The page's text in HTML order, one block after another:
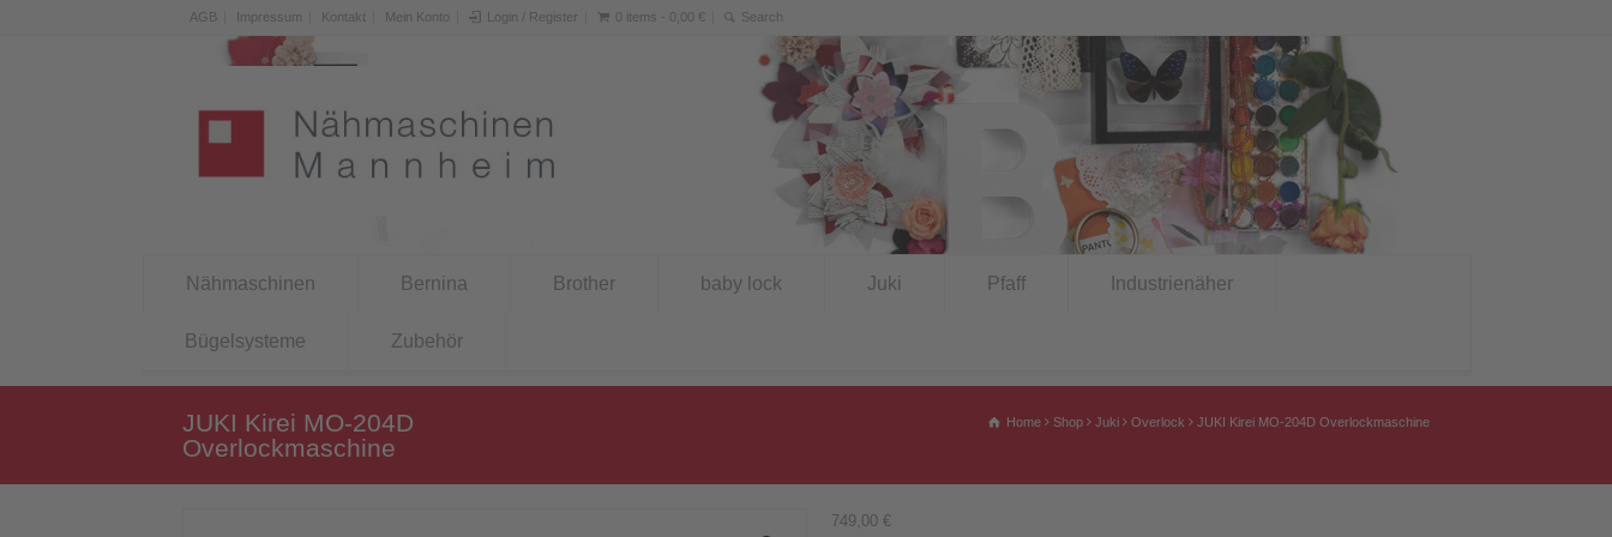
AGB Impressum Kontakt Mein Konto Login / Register 0 items - 0,00 €
Nähmaschinen Bernina Brother baby lock Juki Pfaff Industrienäher
Bügelsysteme Zubehör
JUKI Kirei MO-204D
Overlockmaschine
Home Shop Juki Overlock JUKI Kirei MO-204D Overlockmaschine
749,00 €